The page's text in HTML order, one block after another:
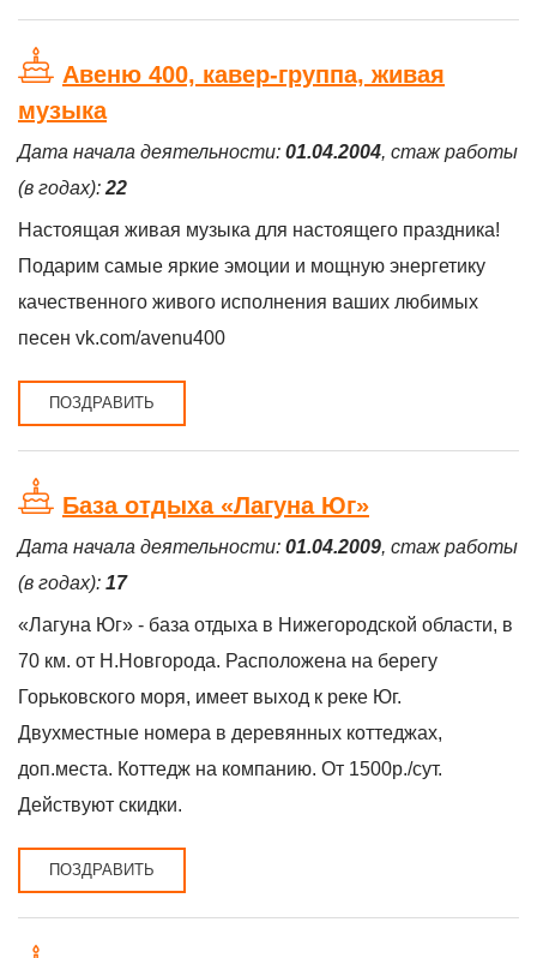
Авеню 400, кавер-группа, живая
музыка
Дата начала деятельности: 01.04.2004, стаж работы
(в годах): 22
Настоящая живая музыка для настоящего праздника!
Подарим самые яркие эмоции и мощную энергетику
качественного живого исполнения ваших любимых
песен vk.com/avenu400
ПОЗДРАВИТЬ
База отдыха «Лагуна Юг»
Дата начала деятельности: 01.04.2009, стаж работы
(в годах): 17
«Лагуна Юг» - база отдыха в Нижегородской области, в
70 км. от Н.Новгорода. Расположена на берегу
Горьковского моря, имеет выход к реке Юг.
Двухместные номера в деревянных коттеджах,
доп.места. Коттедж на компанию. От 1500р./сут.
Действуют скидки.
ПОЗДРАВИТЬ